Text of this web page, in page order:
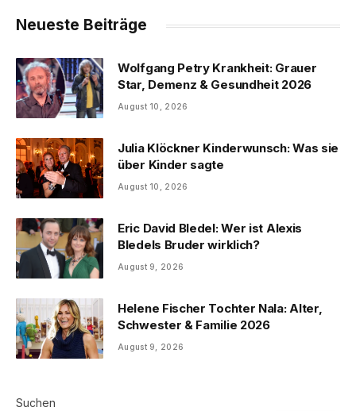
Neueste Beiträge
Wolfgang Petry Krankheit: Grauer
Star, Demenz & Gesundheit 2026
August 10, 2026
Julia Klöckner Kinderwunsch: Was sie
über Kinder sagte
August 10, 2026
Eric David Bledel: Wer ist Alexis
Bledels Bruder wirklich?
August 9, 2026
Helene Fischer Tochter Nala: Alter,
Schwester & Familie 2026
August 9, 2026
Suchen